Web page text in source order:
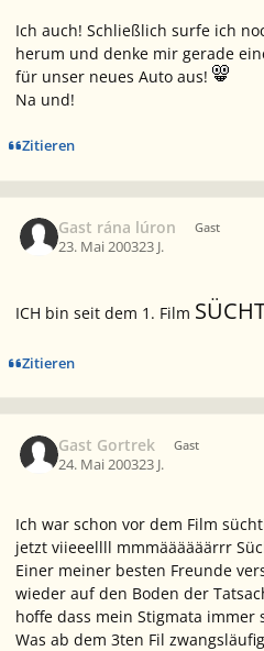
Ich auch! Schließlich surfe ich
herum und denke mir gerade
für unser neues Auto aus!
Na und!
Zitieren
Gast rána lúron Gast
23. Mai 200323 J.
ICH bin seit dem 1. Film
Zitieren
Gast Gortrek Gast
24. Mai 200323 J.
Ich war schon vor dem Film
jetzt viieeellll mmmäääääärrr
Einer meiner besten Freunde
wieder auf den Boden der
hoffe dass mein Stigmata immer
Was ab dem 3ten Fil